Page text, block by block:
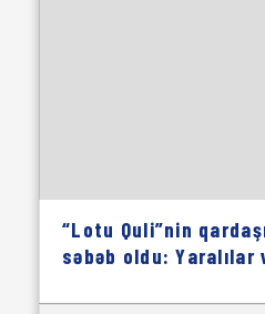
“Lotu Quli”nin
səbəb oldu: Yaralılar